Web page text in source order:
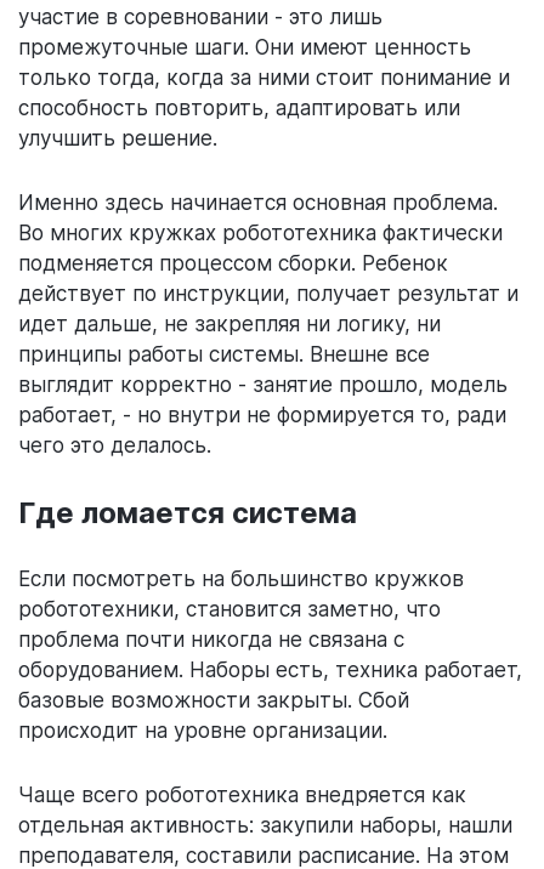
участие в соревновании - это лишь
промежуточные шаги. Они имеют ценность
только тогда, когда за ними стоит понимание и
способность повторить, адаптировать или
улучшить решение.
Именно здесь начинается основная проблема.
Во многих кружках робототехника фактически
подменяется процессом сборки. Ребенок
действует по инструкции, получает результат и
идет дальше, не закрепляя ни логику, ни
принципы работы системы. Внешне все
выглядит корректно - занятие прошло, модель
работает, - но внутри не формируется то, ради
чего это делалось.
Где ломается система
Если посмотреть на большинство кружков
робототехники, становится заметно, что
проблема почти никогда не связана с
оборудованием. Наборы есть, техника работает,
базовые возможности закрыты. Сбой
происходит на уровне организации.
Чаще всего робототехника внедряется как
отдельная активность: закупили наборы, нашли
преподавателя, составили расписание. На этом